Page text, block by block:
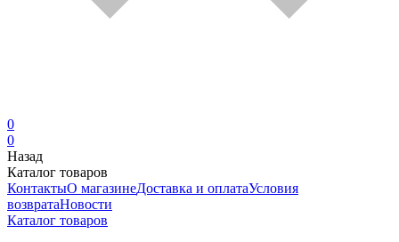
0
0
Назад
Каталог товаров
КонтактыО магазинеДоставка и оплатаУсловия
возвратаНовости
Каталог товаров